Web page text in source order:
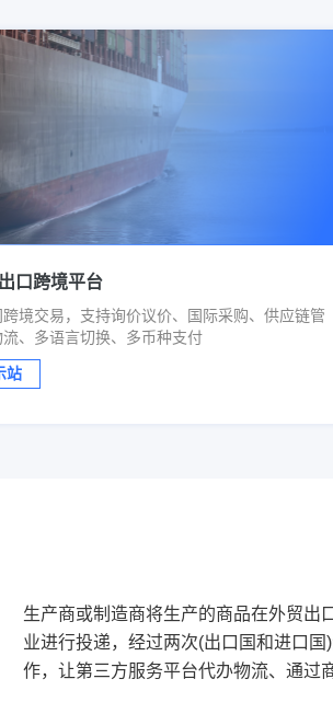
口跨境平台
境交易，支持询价议价、国际采购、供应链管
、多语言切换、多币种支付
站
生产商或制造商将生产的商品在外贸出
业进行投递，经过两次(出口国和进口
作，让第三方服务平台代办物流、通过